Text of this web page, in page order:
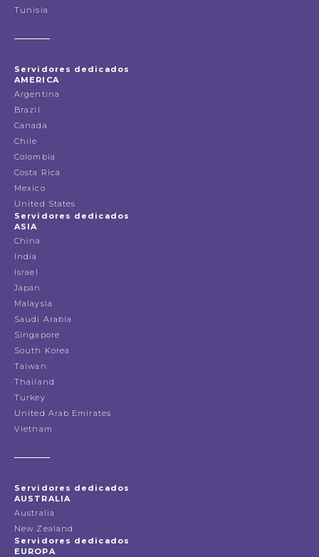
Tunisia
Servidores dedicados
AMERICA
Argentina
Brazil
Canada
Chile
Colombia
Costa Rica
Mexico
United States
Servidores dedicados
ASIA
China
India
Israel
Japan
Malaysia
Saudi Arabia
Singapore
South Korea
Taiwan
Thailand
Turkey
United Arab Emirates
Vietnam
Servidores dedicados
AUSTRALIA
Australia
New Zealand
Servidores dedicados
EUROPA